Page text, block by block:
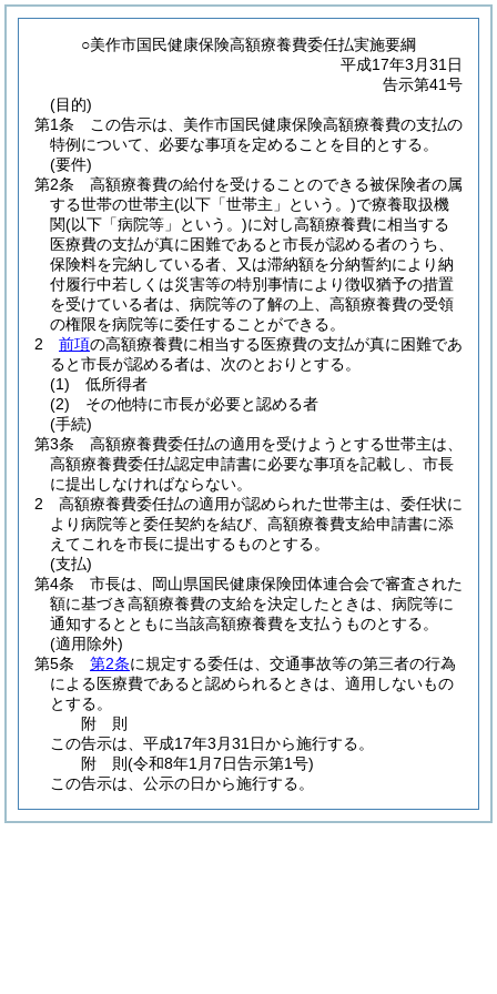
○美作市国民健康保険高額療養費委任払実施要綱
平成17年3月31日
告示第41号
(目的)
第1条
この告示は、美作市国民健康保険高額療養費の支払の
特例について、必要な事項を定めることを目的とする。
(要件)
第2条
高額療養費の給付を受けることのできる被保険者の属
する世帯の世帯主(以下「世帯主」という。)で療養取扱機
関(以下「病院等」という。)に対し高額療養費に相当する
医療費の支払が真に困難であると市長が認める者のうち、
保険料を完納している者、又は滞納額を分納誓約により納
付履行中若しくは災害等の特別事情により徴収猶予の措置
を受けている者は、病院等の了解の上、高額療養費の受領
の権限を病院等に委任することができる。
2
前項の高額療養費に相当する医療費の支払が真に困難であ
ると市長が認める者は、次のとおりとする。
(1)
低所得者
(2)
その他特に市長が必要と認める者
(手続)
第3条
高額療養費委任払の適用を受けようとする世帯主は、
高額療養費委任払認定申請書に必要な事項を記載し、市長
に提出しなければならない。
2
高額療養費委任払の適用が認められた世帯主は、委任状に
より病院等と委任契約を結び、高額療養費支給申請書に添
えてこれを市長に提出するものとする。
(支払)
第4条
市長は、岡山県国民健康保険団体連合会で審査された
額に基づき高額療養費の支給を決定したときは、病院等に
通知するとともに当該高額療養費を支払うものとする。
(適用除外)
第5条
第2条に規定する委任は、交通事故等の第三者の行為
による医療費であると認められるときは、適用しないもの
とする。
附 則
この告示は、平成17年3月31日から施行する。
附 則(令和8年1月7日告示第1号)
この告示は、公示の日から施行する。